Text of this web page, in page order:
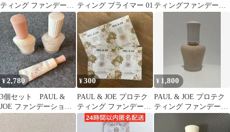
ティング ファンデーシ
ョン プライマー 01
ティング プライマー 01 ティングファンデーシ
¥2,780
3個セット PAUL &
JOE ファンデーション
プライマー ジェル
¥300
PAUL & JOE プロテク
ティング ファンデーシ
ョン プライマー サンプ
¥ 1,800
PAUL & JOE プロテク
ティング ファンデーシ
ョン プライマー 01